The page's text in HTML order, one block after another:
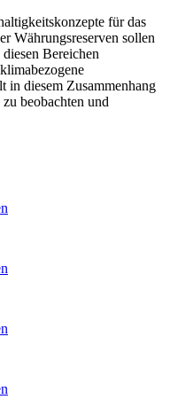
für das
Währungsreserven sollen
Bereichen
in diesem Zusammenhang
beobachten und